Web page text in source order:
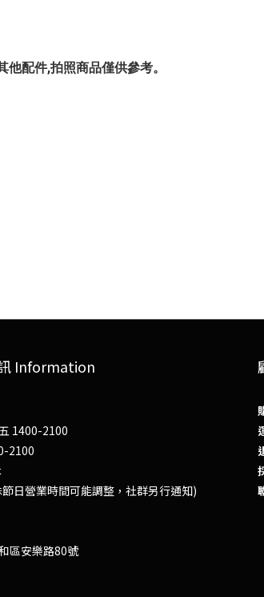
配件,拍照商品僅供參考。
Information
1400-2100
2100
日營業時間可能調整，社群另行通知)
區安樂路80號